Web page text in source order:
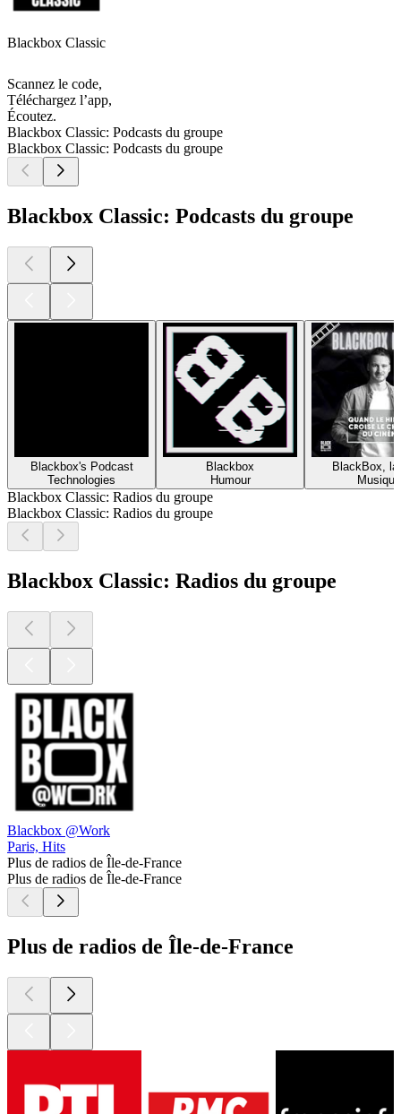
Blackbox Classic
Scannez le code,
Téléchargez l’app,
Écoutez.
Blackbox Classic: Podcasts du groupe
Blackbox Classic: Podcasts du groupe
Blackbox Classic: Podcasts du groupe
Blackbox's Podcast
Technologies
Blackbox
Humour
BlackBox,
Musique
Blackbox Classic: Radios du groupe
Blackbox Classic: Radios du groupe
Blackbox Classic: Radios du groupe
Blackbox @Work
Paris, Hits
Plus de radios de Île-de-France
Plus de radios de Île-de-France
Plus de radios de Île-de-France